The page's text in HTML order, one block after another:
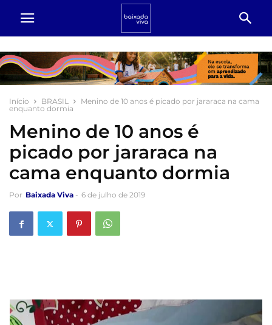
Início BRASIL
Menino de 10 anos é picado por jararaca na cama
enquanto dormia
Menino de 10 anos é
picado por jararaca na
cama enquanto dormia
Por Baixada Viva - 6 de julho de 2019